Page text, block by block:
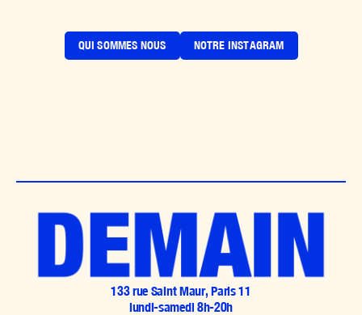
QUI SOMMES NOUS NOTRE INSTAGRAM
133 rue Saint Maur, Paris 11
lundi-samedi 8h-20h